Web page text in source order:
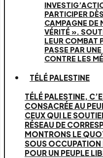
PARTICIPER
CAMPAGNE DE
VÉRITÉ ».
LEUR COMBAT
PASSE PAR
CONTRE LES
TÉLÉ PALESTINE
TÉLÉ PALESTINE,
CONSACRÉE AU
CEUX QUI LE
RÉSEAU DE
MONTRONS LE
SOUS OCCUPATION
POUR UN PEUPLE